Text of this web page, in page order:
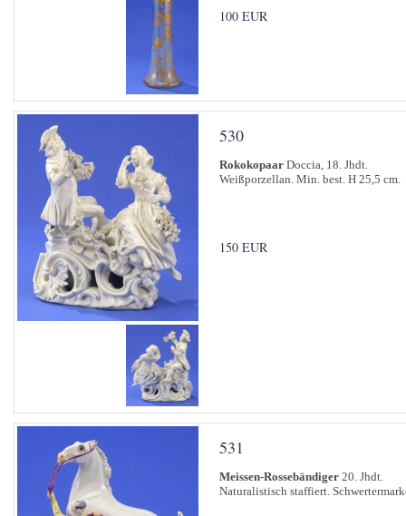
100 EUR
530
Rokokopaar Doccia, 18. Jhdt.
Weißporzellan. Min. best. H 25,5 cm.
150 EUR
531
Meissen-Rossebändiger 20. Jhdt.
Naturalistisch staffiert.